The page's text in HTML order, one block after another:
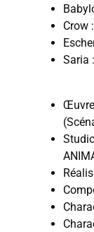
Crow
Saria
Œuvre